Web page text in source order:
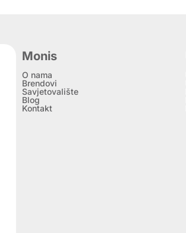
Monis
O nama
Brendovi
Savjetovalište
Blog
Kontakt